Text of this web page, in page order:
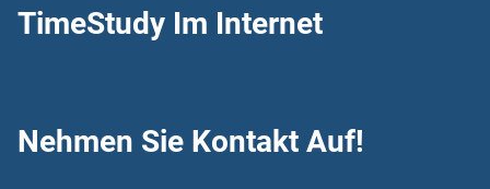
TimeStudy Im Internet
Nehmen Sie Kontakt Auf!